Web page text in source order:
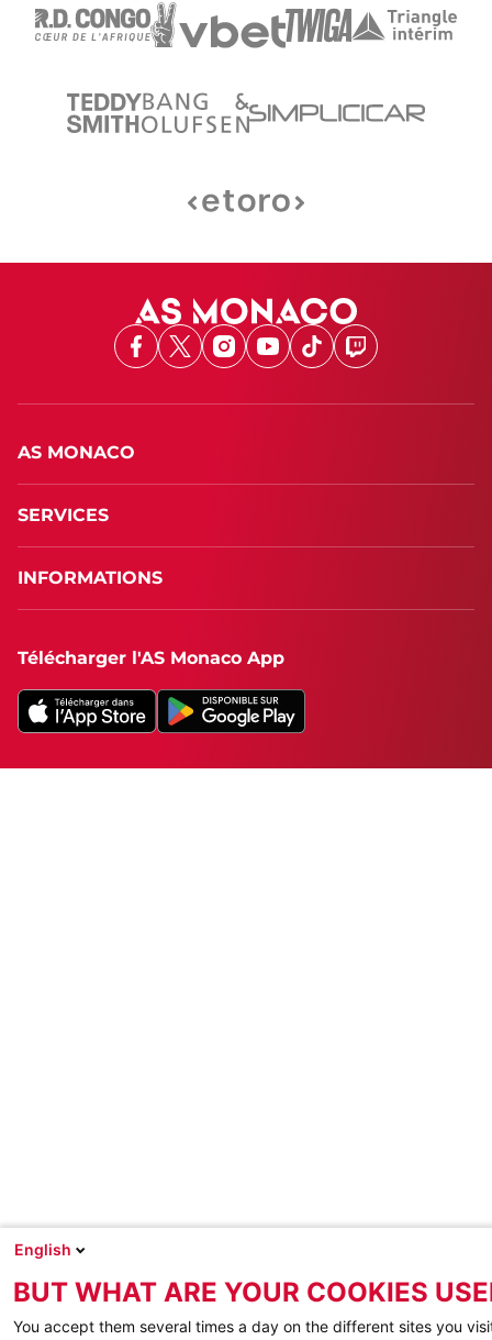
Facebook
X Instagram
Youtube
TikTokTwitch
AS MONACO
SERVICES
INFORMATIONS
Télécharger l'AS Monaco App
English
BUT WHAT ARE YOUR COOKIES
You accept them several times a day on the different sites you